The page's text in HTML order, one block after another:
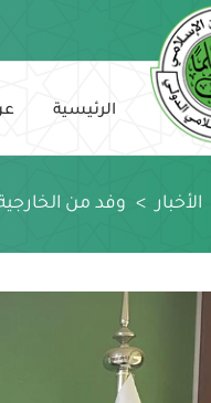
الرئيسية
الأخبار > وفد من